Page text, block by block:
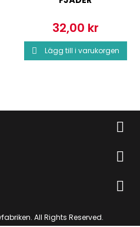
Pris
32,00 kr
 Lägg till i varukorgen



All Rights Reserved.